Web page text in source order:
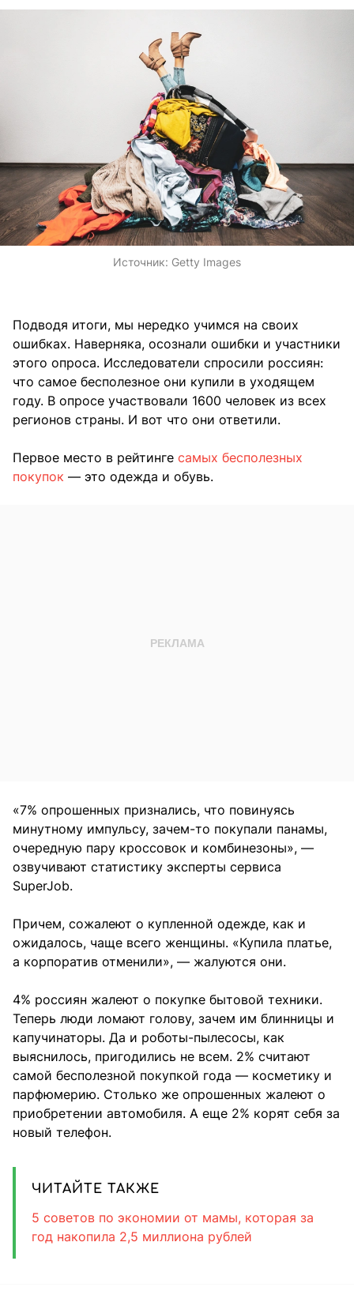
Источник: Getty Images
Подводя итоги, мы нередко учимся на своих
ошибках. Наверняка, осознали ошибки и участники
этого опроса. Исследователи спросили россиян:
что самое бесполезное они купили в уходящем
году. В опросе участвовали 1600 человек из всех
регионов страны. И вот что они ответили.
Первое место в рейтинге самых бесполезных
покупок — это одежда и обувь.
«7% опрошенных признались, что повинуясь
минутному импульсу, зачем-то покупали панамы,
очередную пару кроссовок и комбинезоны», —
озвучивают статистику эксперты сервиса
SuperJob.
Причем, сожалеют о купленной одежде, как и
ожидалось, чаще всего женщины. «Купила платье,
а корпоратив отменили», — жалуются они.
4% россиян жалеют о покупке бытовой техники.
Теперь люди ломают голову, зачем им блинницы и
капучинаторы. Да и роботы-пылесосы, как
выяснилось, пригодились не всем. 2% считают
самой бесполезной покупкой года — косметику и
парфюмерию. Столько же опрошенных жалеют о
приобретении автомобиля. А еще 2% корят себя за
новый телефон.
ЧИТАЙТЕ ТАКЖЕ
5 советов по экономии от мамы, которая за
год накопила 2,5 миллиона рублей